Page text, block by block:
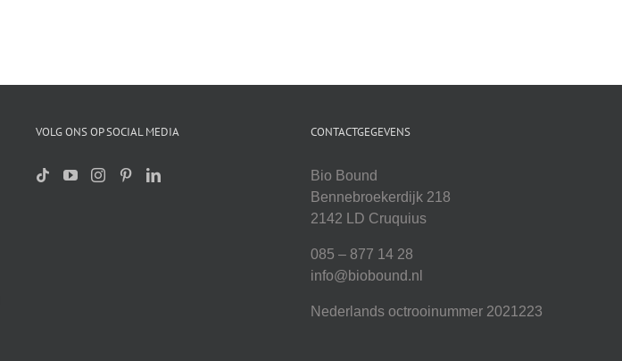
VOLG ONS OP SOCIAL MEDIA CONTACTGEGEVENS
Bio Bound
Bennebroekerdijk 218
2142 LD Cruquius
085 – 877 14 28
info@biobound.nl
Nederlands octrooinummer 2021223